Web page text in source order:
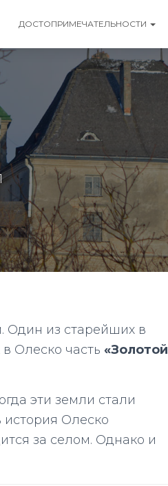
ДОСТОПРИМЕЧАТЕЛЬНОСТИ
Один из старейших в
Олеско часть «Золотой
эти земли стали
история Олеско
за селом. Однако и